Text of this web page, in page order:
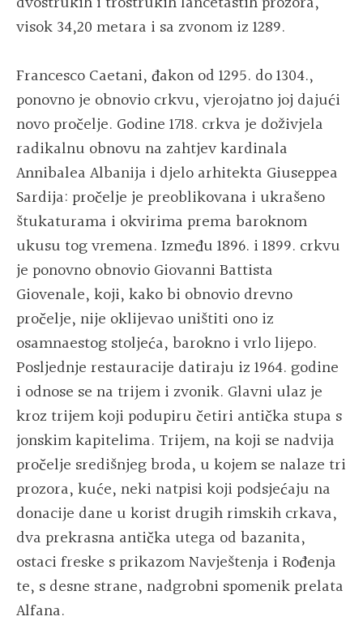
visok 34,20 metara i sa zvonom iz 1289.
Francesco Caetani, đakon od 1295. do 1304.,
ponovno je obnovio crkvu, vjerojatno joj dajući
novo pročelje. Godine 1718. crkva je doživjela
radikalnu obnovu na zahtjev kardinala
Annibalea Albanija i djelo arhitekta Giuseppea
Sardija: pročelje je preoblikovana i ukrašeno
štukaturama i okvirima prema baroknom
ukusu tog vremena. Između 1896. i 1899. crkvu
je ponovno obnovio Giovanni Battista
Giovenale, koji, kako bi obnovio drevno
pročelje, nije oklijevao uništiti ono iz
osamnaestog stoljeća, barokno i vrlo lijepo.
Posljednje restauracije datiraju iz 1964. godine
i odnose se na trijem i zvonik. Glavni ulaz je
kroz trijem koji podupiru četiri antička stupa s
jonskim kapitelima. Trijem, na koji se nadvija
pročelje središnjeg broda, u kojem se nalaze tri
prozora, kuće, neki natpisi koji podsjećaju na
donacije dane u korist drugih rimskih crkava,
dva prekrasna antička utega od bazanita,
ostaci freske s prikazom Navještenja i Rođenja
te, s desne strane, nadgrobni spomenik prelata
Alfana.